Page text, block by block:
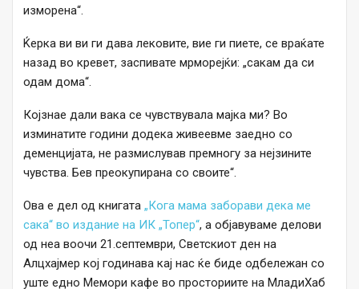
изморена“.
Ќерка ви ви ги дава лековите, вие ги пиете, се враќате
назад во кревет, заспивате мрморејќи: „сакам да си
одам дома“.
Којзнае дали вака се чувствувала мајка ми? Во
изминатите години додека живеевме заедно со
деменцијата, не размислував премногу за нејзините
чувства. Бев преокупирана со своите“.
Ова е дел од книгата „Кога мама заборави дека ме
сака“ во издание на ИК „Топер“, а објавуваме делови
од неа воочи 21.септември, Светскиот ден на
Алцхајмер кој годинава кај нас ќе биде одбележан со
уште едно Мемори кафе во просториите на МладиХаб